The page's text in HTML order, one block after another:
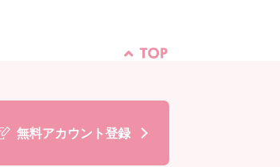
無料アカウント登録